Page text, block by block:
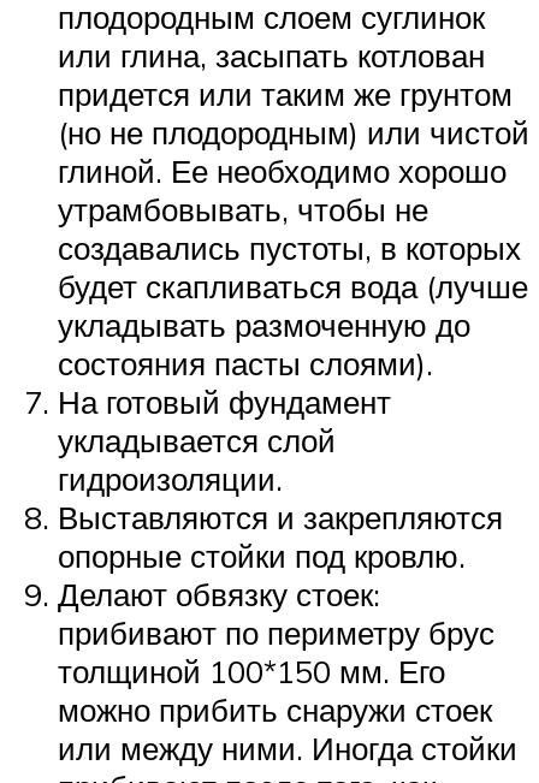
плодородным слоем суглинок
или глина, засыпать котлован
придется или таким же грунтом
(но не плодородным) или чистой
глиной. Ее необходимо хорошо
утрамбовывать, чтобы не
создавались пустоты, в которых
будет скапливаться вода (лучше
укладывать размоченную до
состояния пасты слоями).
На готовый фундамент
укладывается слой
гидроизоляции.
Выставляются и закрепляются
опорные стойки под кровлю.
Делают обвязку стоек:
прибивают по периметру брус
толщиной 100*150 мм. Его
можно прибить снаружи стоек
или между ними. Иногда стойки